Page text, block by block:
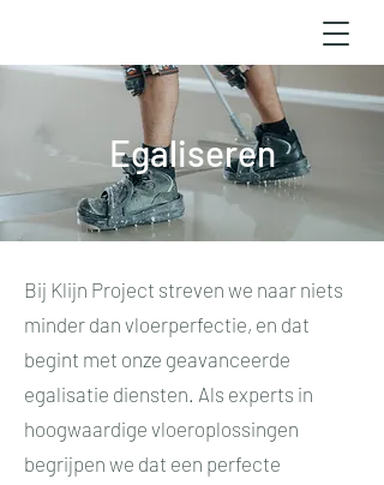
Egaliseren
Bij Klijn Project streven we naar niets
minder dan vloerperfectie, en dat
begint met onze geavanceerde
egalisatie diensten. Als experts in
hoogwaardige vloeroplossingen
begrijpen we dat een perfecte